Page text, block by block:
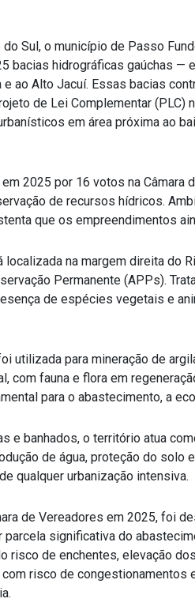
Sul, o município de Passo
bacias hidrográficas gaúchas —
e ao Alto Jacuí. Essas bacias
de Lei Complementar
em área próxima ao
2025 por 16 votos na
de recursos hídricos.
que os empreendimentos
na margem direita do
Permanente (APPs).
de espécies vegetais e
utilizada para mineração de
com fauna e flora em
para o abastecimento, a
e banhados, o território atua
de água, proteção do
qualquer urbanização intensiva.
de Vereadores em 2025, foi
significativa do
risco de enchentes, elevação
risco de